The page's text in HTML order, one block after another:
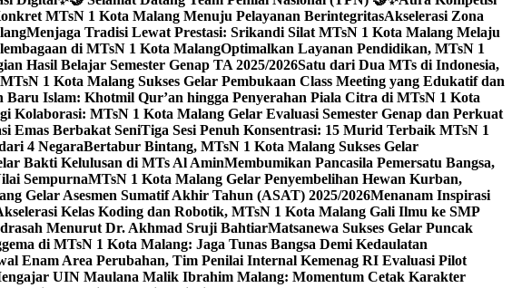
MTsN 1 Kota Malang Menuju Pelayanan BerintegritasAkselerasi Zona
Menjaga Tradisi Lewat Prestasi: Srikandi Silat MTsN 1 Kota Malang Melaju
di MTsN 1 Kota MalangOptimalkan Layanan Pendidikan, MTsN 1
Hasil Belajar Semester Genap TA 2025/2026Satu dari Dua MTs di Indonesia,
1 Kota Malang Sukses Gelar Pembukaan Class Meeting yang Edukatif dan
Baru Islam: Khotmil Qur’an hingga Penyerahan Piala Citra di MTsN 1 Kota
Kolaborasi: MTsN 1 Kota Malang Gelar Evaluasi Semester Genap dan Perkuat
Emas Berbakat SeniTiga Sesi Penuh Konsentrasi: 15 Murid Terbaik MTsN 1
4 NegaraBertabur Bintang, MTsN 1 Kota Malang Sukses Gelar
Bakti Kelulusan di MTs Al AminMembumikan Pancasila Pemersatu Bangsa,
SempurnaMTsN 1 Kota Malang Gelar Penyembelihan Hewan Kurban,
Gelar Asesmen Sumatif Akhir Tahun (ASAT) 2025/2026Menanam Inspirasi
Kelas Koding dan Robotik, MTsN 1 Kota Malang Gali Ilmu ke SMP
Menurut Dr. Akhmad Sruji BahtiarMatsanewa Sukses Gelar Puncak
di MTsN 1 Kota Malang: Jaga Tunas Bangsa Demi Kedaulatan
Enam Area Perubahan, Tim Penilai Internal Kemenag RI Evaluasi Pilot
UIN Maulana Malik Ibrahim Malang: Momentum Cetak Karakter